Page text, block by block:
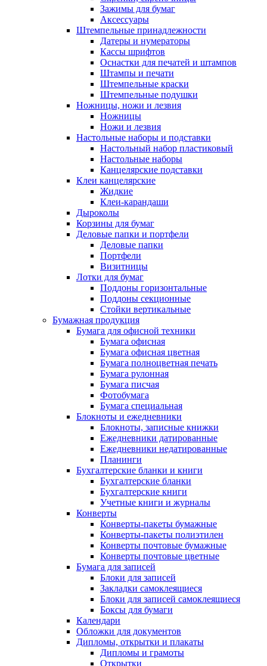
Зажимы для бумаг
Аксессуары
Штемпельные принадлежности
Датеры и нумераторы
Кассы шрифтов
Оснастки для печатей и штампов
Штампы и печати
Штемпельные краски
Штемпельные подушки
Ножницы, ножи и лезвия
Ножницы
Ножи и лезвия
Настольные наборы и подставки
Настольный набор пластиковый
Настольные наборы
Канцелярские подставки
Клеи канцелярские
Жидкие
Клеи-карандаши
Дыроколы
Корзины для бумаг
Деловые папки и портфели
Деловые папки
Портфели
Визитницы
Лотки для бумаг
Поддоны горизонтальные
Поддоны секционные
Стойки вертикальные
Бумажная продукция
Бумага для офисной техники
Бумага офисная
Бумага офисная цветная
Бумага полноцветная печать
Бумага рулонная
Бумага писчая
Фотобумага
Бумага специальная
Блокноты и ежедневники
Блокноты, записные книжки
Ежедневники датированные
Ежедневники недатированные
Планинги
Бухгалтерские бланки и книги
Бухгалтерские бланки
Бухгалтерские книги
Учетные книги и журналы
Конверты
Конверты-пакеты бумажные
Конверты-пакеты полиэтилен
Конверты почтовые бумажные
Конверты почтовые цветные
Бумага для записей
Блоки для записей
Закладки самоклеящиеся
Блоки для записей самоклеящиеся
Боксы для бумаги
Календари
Обложки для документов
Дипломы, открытки и плакаты
Дипломы и грамоты
Открытки